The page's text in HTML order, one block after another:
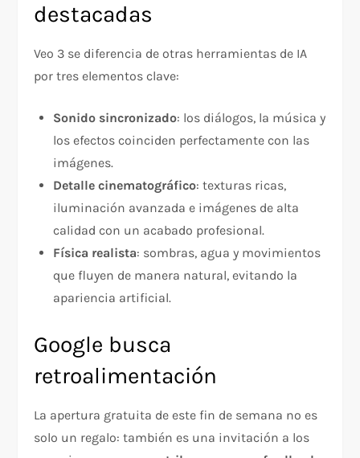
destacadas
Veo 3 se diferencia de otras herramientas de IA
por tres elementos clave:
Sonido sincronizado: los diálogos, la música y
los efectos coinciden perfectamente con las
imágenes.
Detalle cinematográfico: texturas ricas,
iluminación avanzada e imágenes de alta
calidad con un acabado profesional.
Física realista: sombras, agua y movimientos
que fluyen de manera natural, evitando la
apariencia artificial.
Google busca
retroalimentación
La apertura gratuita de este fin de semana no es
solo un regalo: también es una invitación a los